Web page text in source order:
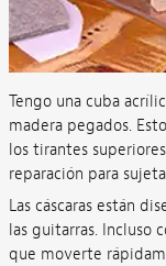
Tengo una cuba
madera pegados.
los tirantes
reparación para
Las cáscaras están
las guitarras. Incluso
que moverte